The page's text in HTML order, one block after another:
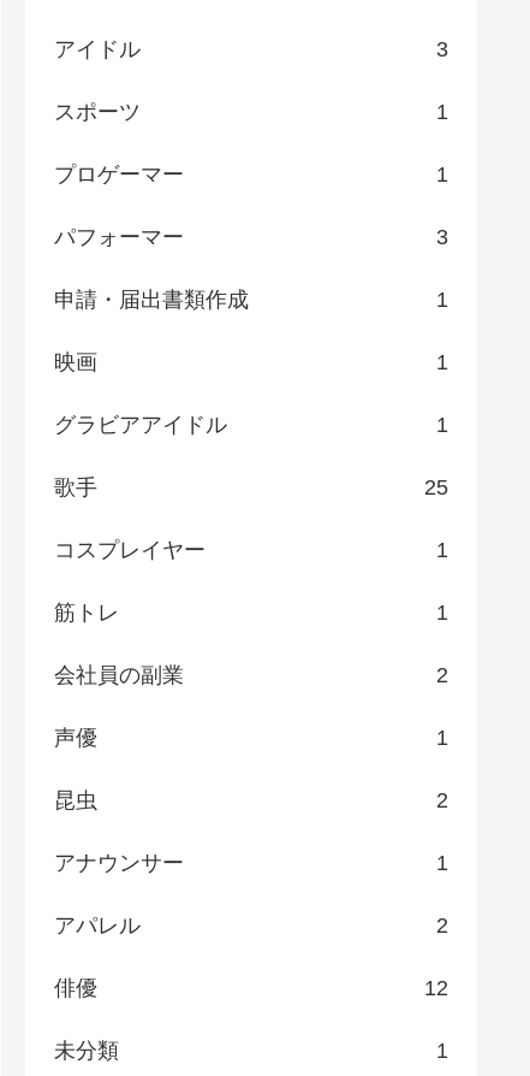
アイドル 3
スポーツ 1
プロゲーマー 1
パフォーマー 3
申請・届出書類作成 1
映画 1
グラビアアイドル 1
歌手 25
コスプレイヤー 1
筋トレ 1
会社員の副業 2
声優 1
昆虫 2
アナウンサー 1
アパレル 2
俳優 12
未分類 1